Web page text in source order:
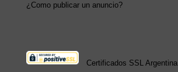
¿Como publicar un anuncio?
Certificados SSL Argentina